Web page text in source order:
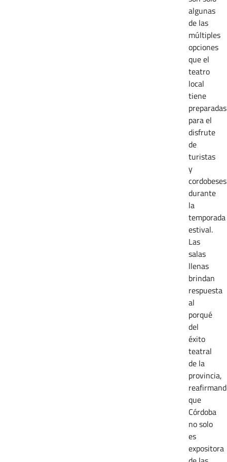
algunas
de las
múltiples
opciones
que el
teatro
local
tiene
preparadas
para el
disfrute
de
turistas
y
cordobeses
durante
la
temporada
estival.
Las
salas
llenas
brindan
respuesta
al
porqué
del
éxito
teatral
de la
provincia,
que
Córdoba
no solo
es
expositora